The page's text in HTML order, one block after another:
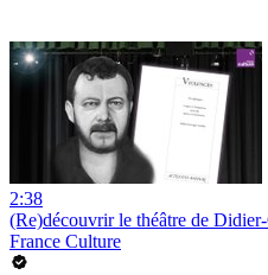
2:38
(Re)découvrir le théâtre de
France Culture